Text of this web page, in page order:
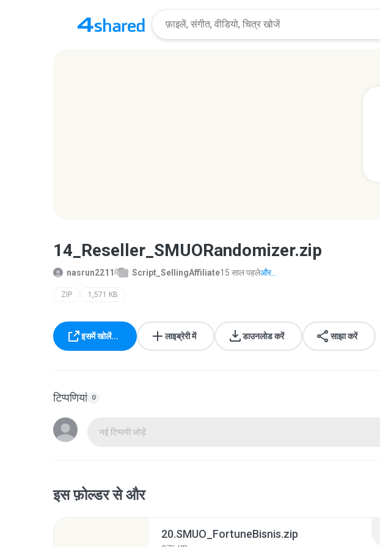
14_Reseller_SMUORandomizer.zip
nasrun2211में Script_SellingAffiliate15 साल पहलेऔर...
ZIP 1,571 KB
इसमें खोलें... लाइब्रेरी में डाउनलोड करें साझा करें
टिप्पणियां 0
नई टिप्पणी जोड़ें
इस फ़ोल्डर से और
20.SMUO_FortuneBisnis.zip